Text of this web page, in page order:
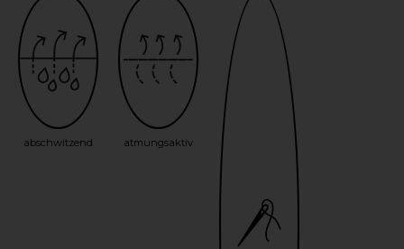
abschwitzend atmungsaktiv